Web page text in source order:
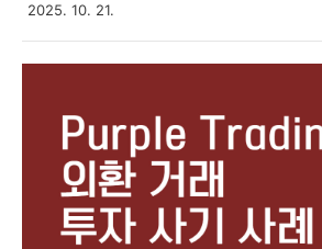
2025. 10. 21.